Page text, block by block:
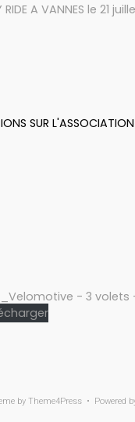
A VANNES le 21
SUR L'ASSOCIATION
- 3 volets
by Theme4Press • Powered